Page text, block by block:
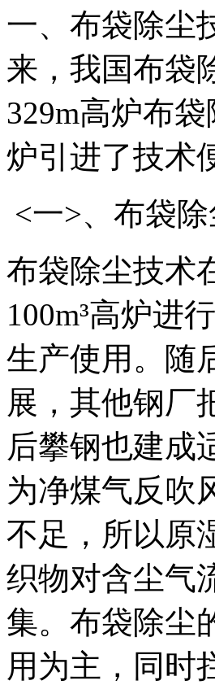
一、布袋除尘
来，我国布袋
329m高炉布
炉引进了技术
<一>、布袋
布袋除尘技术
100m³高炉进
生产使用。随
展，其他钢厂
后攀钢也建成
为净煤气反吹
不足，所以原
织物对含尘气
集。布袋除尘
用为主，同时